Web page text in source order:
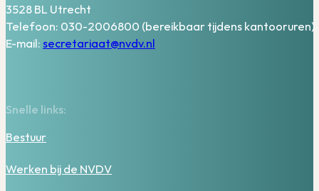
3528 BL Utrecht
Telefoon: 030-2006800 (bereikbaar tijdens kantooruren)
E-mail: secretariaat@nvdv.nl
Snelle links:
Bestuur
Werken bij de NVDV